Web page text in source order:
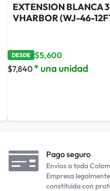
EXTENSION BLANCA
VHARBOR (WJ-46-
DESDE $5,600
$7,840 * una unidad
Pago seguro
Envíos a toda
Empresa legalmente
constituida con